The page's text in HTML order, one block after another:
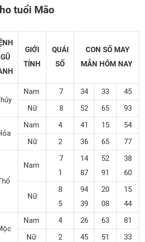
tuổi Mão
GIỚI
TÍNH
QUÁI
SỐ
CON SỐ MAY
MẮN HÔM NAY
Nam 7 34 33
45
Nữ
8 52 65 93
Nam 4 41 15
54
Nữ
2 36 65 77
Nam
7
1
14
87
52
91
38
60
Nữ
8
5
94
39
20
08
15
44
Nam 4 26 63
81
Nữ
2 45 51 33